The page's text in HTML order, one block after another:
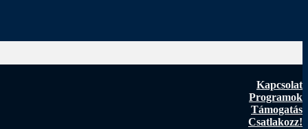
Kapcsolat
Programok
Támogatás
Csatlakozz!